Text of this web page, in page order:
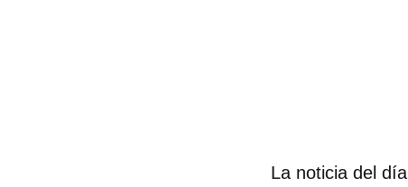
La noticia del día